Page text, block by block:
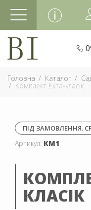
Головна Каталог
Комплект Екта-класік
ПІД ЗАМОВЛЕННЯ.
Артикул: КМ1
КЛАСІК